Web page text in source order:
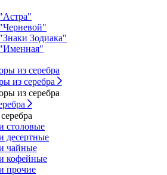
Зодиака"
из серебра
из серебра
из серебра
столовые
десертные
чайные
кофейные
прочие